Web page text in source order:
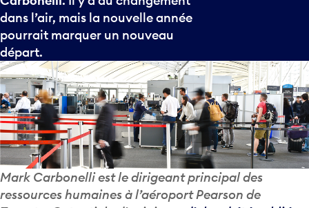
dans l’air, mais la nouvelle année
pourrait marquer un nouveau
départ.
Mark Carbonelli est le dirigeant principal des
ressources humaines à l’aéroport Pearson de